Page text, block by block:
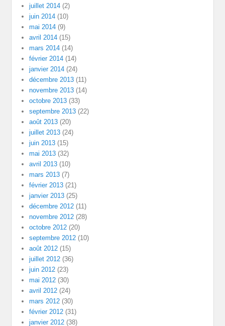
juillet 2014 (2)
juin 2014 (10)
mai 2014 (9)
avril 2014 (15)
mars 2014 (14)
février 2014 (14)
janvier 2014 (24)
décembre 2013 (11)
novembre 2013 (14)
octobre 2013 (33)
septembre 2013 (22)
août 2013 (20)
juillet 2013 (24)
juin 2013 (15)
mai 2013 (32)
avril 2013 (10)
mars 2013 (7)
février 2013 (21)
janvier 2013 (25)
décembre 2012 (11)
novembre 2012 (28)
octobre 2012 (20)
septembre 2012 (10)
août 2012 (15)
juillet 2012 (36)
juin 2012 (23)
mai 2012 (30)
avril 2012 (24)
mars 2012 (30)
février 2012 (31)
janvier 2012 (38)